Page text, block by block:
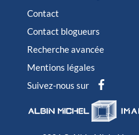
Contact
Contact blogueurs
Recherche avancée
Mentions légales
Suivez-nous sur